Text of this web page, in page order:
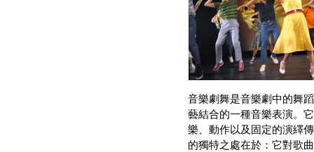
音樂劇舞是音樂劇中的舞
藝結合的一種音樂表演。
樂、動作以及固定的演繹
的獨特之處在於：它對歌